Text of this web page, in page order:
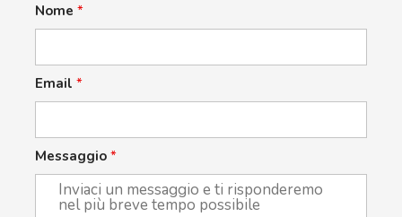
Nome *
Email *
Messaggio *